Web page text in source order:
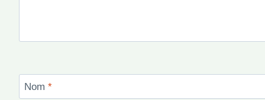
Nom *